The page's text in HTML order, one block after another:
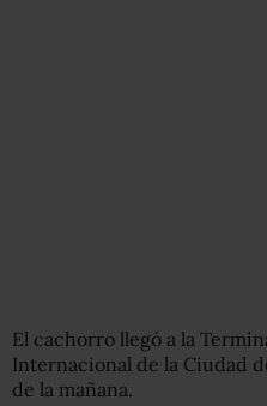
El cachorro llegó a la
Internacional de la Ciudad
de la mañana.